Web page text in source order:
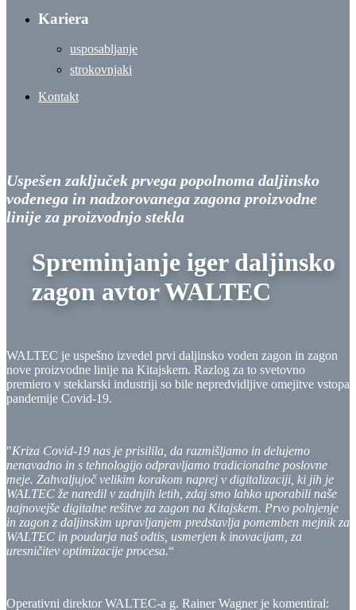
Kariera
usposabljanje
strokovnjaki
Kontakt
Uspešen zaključek prvega popolnoma daljinsko
vodenega in nadzorovanega zagona proizvodne
linije za proizvodnjo stekla
Spreminjanje iger daljinsko
zagon avtor WALTEC
WALTEC je uspešno izvedel prvi daljinsko voden zagon in zagon
nove proizvodne linije na Kitajskem. Razlog za to svetovno
premiero v steklarski industriji so bile nepredvidljive omejitve vstopa
pandemije Covid-19.
"Kriza Covid-19 nas je prisilila, da razmišljamo in delujemo
nenavadno in s tehnologijo odpravljamo tradicionalne poslovne
meje. Zahvaljujoč velikim korakom naprej v digitalizaciji, ki jih je
WALTEC že naredil v zadnjih letih, zdaj smo lahko uporabili naše
najnovejše digitalne rešitve za zagon na Kitajskem. Prvo polnjenje
in zagon z daljinskim upravljanjem predstavlja pomemben mejnik za
WALTEC in poudarja naš odtis, usmerjen k inovacijam, za
uresničitev optimizacije procesa.“
Operativni direktor WALTEC-a g. Rainer Wagner je komentiral: